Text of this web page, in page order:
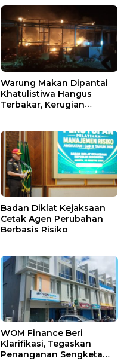
Warung Makan Dipantai
Khatulistiwa Hangus
Terbakar, Kerugian
Badan Diklat Kejaksaan
Cetak Agen Perubahan
Berbasis Risiko
WOM Finance Beri
Klarifikasi, Tegaskan
Penanganan Sengketa